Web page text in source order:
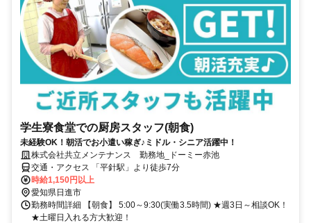
学生寮食堂での厨房スタッフ(朝食)
未経験OK！朝活でお小遣い稼ぎ♪ミドル・シニア活躍中！
株式会社共立メンテナンス 勤務地_ドーミー赤池
交通・アクセス 「平針駅」より徒歩7分
時給1,150円以上
愛知県日進市
勤務時間詳細 【朝食】 5:00～9:30(実働3.5時間) ★週3日～相談OK！
★土曜日入れる方大歓迎！